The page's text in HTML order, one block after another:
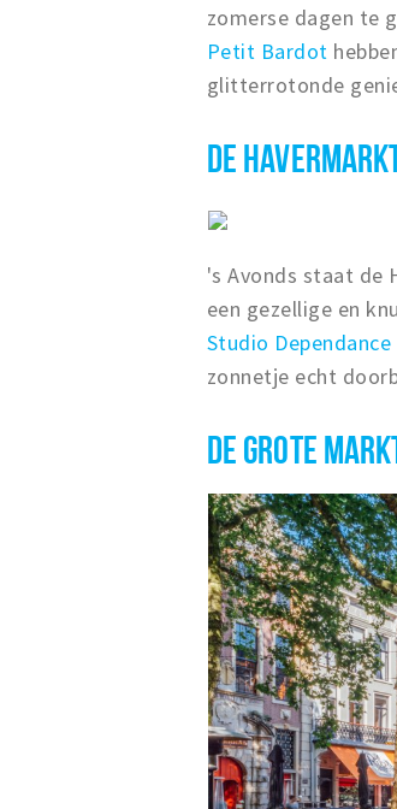
zomerse dagen te
Petit Bardot
glitterrotonde
DE
's Avonds staat de
een gezellige en
Studio Dependance
zonnetje echt
DE GROTE